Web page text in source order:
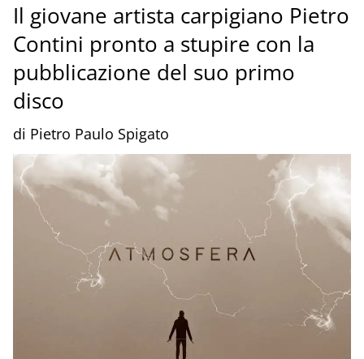
Il giovane artista carpigiano Pietro
Contini pronto a stupire con la
pubblicazione del suo primo
disco
di Pietro Paulo Spigato